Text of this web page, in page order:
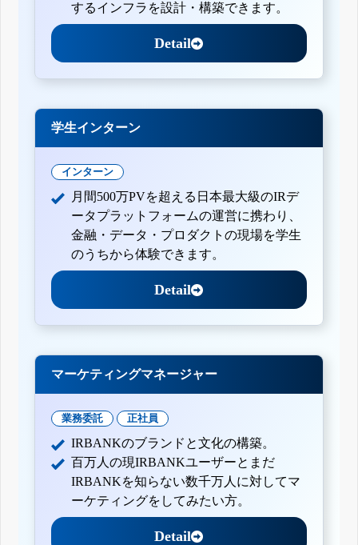
するインフラを設計・構築できます。
Detail
学生インターン
インターン
月間500万PVを超える日本最大級のIRデ
ータプラットフォームの運営に携わり、
金融・データ・プロダクトの現場を学生
のうちから体験できます。
Detail
マーケティングマネージャー
業務委託 正社員
IRBANKのブランドと文化の構築。
百万人の現IRBANKユーザーとまだ
IRBANKを知らない数千万人に対してマ
ーケティングをしてみたい方。
Detail